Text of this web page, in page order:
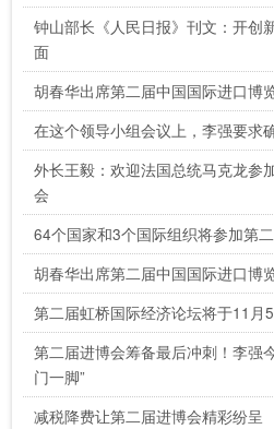
钟山部长《人民日报》刊文：开创
面
胡春华出席第二届中国国际进口博
在这个领导小组会议上，李强要求
外长王毅：欢迎法国总统马克龙参
会
64个国家和3个国际组织将参加第
胡春华出席第二届中国国际进口博
第二届虹桥国际经济论坛将于11月
第二届进博会筹备最后冲刺！李强
门一脚”
减税降费让第二届进博会精彩纷呈